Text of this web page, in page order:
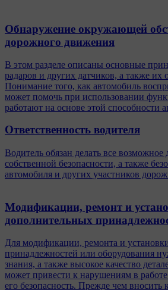
Обнаружение окружающей
дорожного движения
В этом разделе описаны основные
радаров и других датчиков, а также их
Понимание того, как автомобиль
может помочь при использовании
работают на основе этой способности
Ответственность водителя
Водитель обязан делать все возможное
собственной безопасности, а также
автомобиля и других участников
Модификации, ремонт и
дополнительных
Для модификации, ремонта и
принадлежностей или оборудования
знания, а также высокое качество
может привести к нарушениям в
его безопасность. Прежде чем вносить